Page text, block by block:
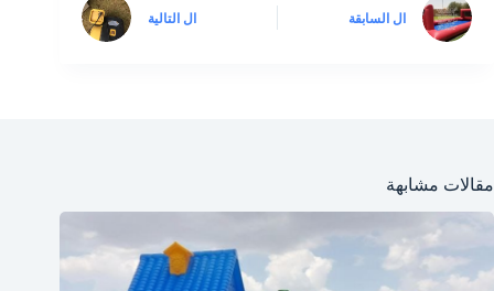
ال السابقة ال التالية
مقالات مشابهة